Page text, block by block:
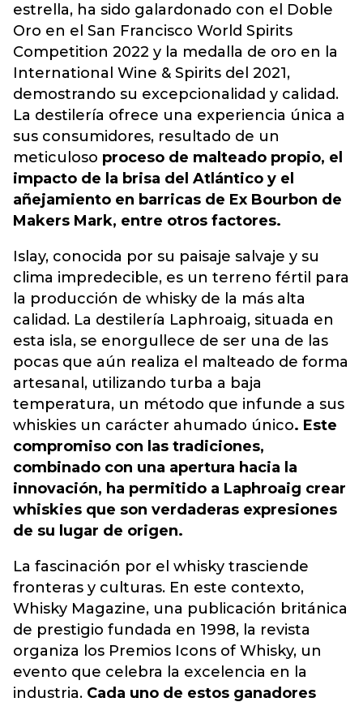
estrella, ha sido galardonado con el Doble
Oro en el San Francisco World Spirits
Competition 2022 y la medalla de oro en la
International Wine & Spirits del 2021,
demostrando su excepcionalidad y calidad.
La destilería ofrece una experiencia única a
sus consumidores, resultado de un
meticuloso proceso de malteado propio, el
impacto de la brisa del Atlántico y el
añejamiento en barricas de Ex Bourbon de
Makers Mark, entre otros factores.
Islay, conocida por su paisaje salvaje y su
clima impredecible, es un terreno fértil para
la producción de whisky de la más alta
calidad. La destilería Laphroaig, situada en
esta isla, se enorgullece de ser una de las
pocas que aún realiza el malteado de forma
artesanal, utilizando turba a baja
temperatura, un método que infunde a sus
whiskies un carácter ahumado único. Este
compromiso con las tradiciones,
combinado con una apertura hacia la
innovación, ha permitido a Laphroaig crear
whiskies que son verdaderas expresiones
de su lugar de origen.
La fascinación por el whisky trasciende
fronteras y culturas. En este contexto,
Whisky Magazine, una publicación británica
de prestigio fundada en 1998, la revista
organiza los Premios Icons of Whisky, un
evento que celebra la excelencia en la
industria. Cada uno de estos ganadores